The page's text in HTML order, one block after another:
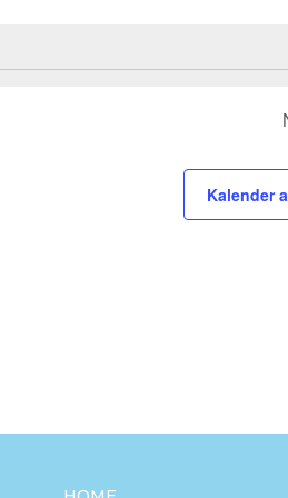
Kalender